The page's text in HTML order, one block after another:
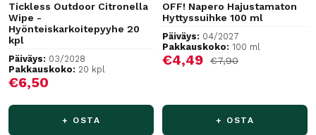
Tickless Outdoor Citronella
Wipe -
Hyönteiskarkoitepyyhe 20
kpl
Päiväys: 03/2028
Pakkauskoko: 20 kpl
Alennushinta
€6,50
+ OSTA
OFF! Napero Hajustamaton
Hyttyssuihke 100 ml
Päiväys: 04/2027
Pakkauskoko: 100 ml
Alennushinta
€4,49 Normaalihinta
€7,90
+ OSTA